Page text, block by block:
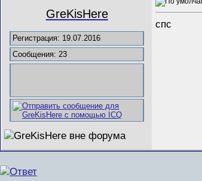
GreKisHere
Регистрация: 19.07.2016
Сообщения: 23
спс